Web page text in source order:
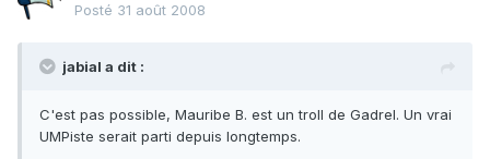
Posté 31 août 2008
jabial a dit :
C'est pas possible, Mauribe B. est un troll de Gadrel. Un vrai
UMPiste serait parti depuis longtemps.